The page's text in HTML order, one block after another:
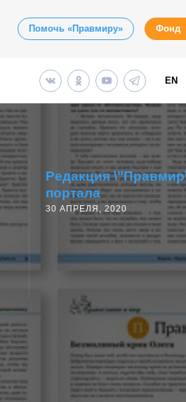
Помочь «Правмиру» Фонд
EN
Редакция
портала
30 АПРЕЛЯ, 2020